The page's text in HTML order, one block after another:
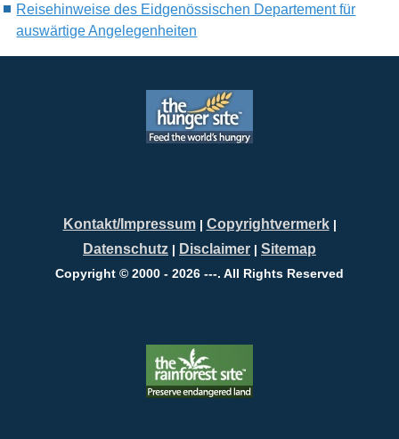
Reisehinweise des Eidgenössischen Departement für
auswärtige Angelegenheiten
Kontakt/Impressum| Copyrightvermerk|
Datenschutz | Disclaimer | Sitemap
Copyright © 2000 - 2026 ---. All Rights Reserved